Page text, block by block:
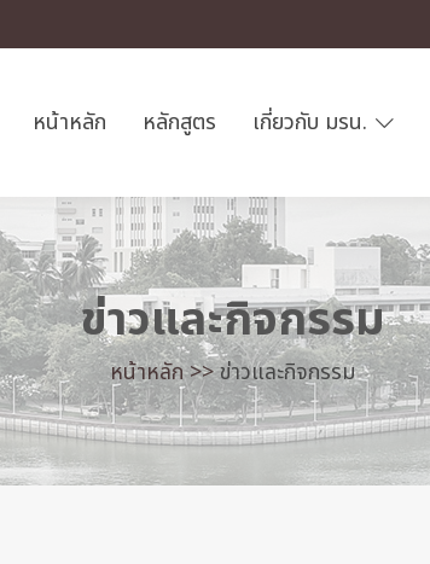
หน้าหลัก หลักสูตร เกี่ยวกับ มรน.
ข่าวและกิจกรรม
หน้าหลัก >>ข่าวและกิจกรรม